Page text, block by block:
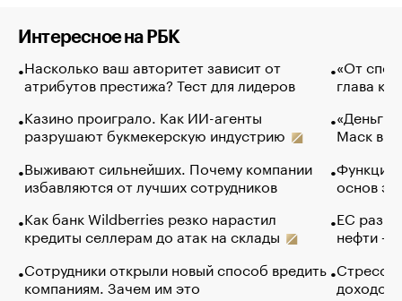
Интересное на РБК
Насколько ваш авторитет зависит от
атрибутов престижа? Тест для лидеров
Казино проиграло. Как ИИ-агенты
разрушают букмекерскую индустрию
Выживают сильнейших. Почему компании
избавляются от лучших сотрудников
Как банк Wildberries резко нарастил
кредиты селлерам до атак на склады
Сотрудники открыли новый способ вредить
компаниям. Зачем им это
«От
глава
«Деньги
Маск в
Функции
основ
ЕС
нефти —
Стресс
доходов